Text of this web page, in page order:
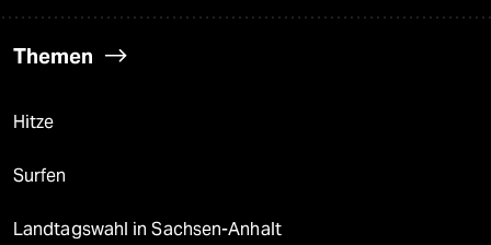
Themen
Hitze
Surfen
Landtagswahl in Sachsen-Anhalt